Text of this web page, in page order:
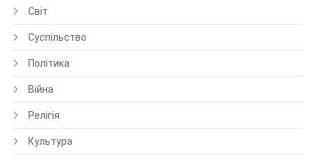
Світ
Суспільство
Політика
Війна
Релігія
Культура